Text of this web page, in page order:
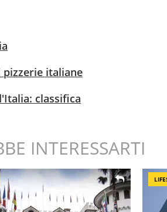
pizzerie italiane
classifica
INTERESSARTI